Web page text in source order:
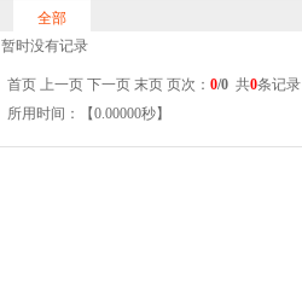
全部
暂时没有记录
首页 上一页 下一页 末页 页次： 0/0 共0条记录
所用时间：【0.00000秒】